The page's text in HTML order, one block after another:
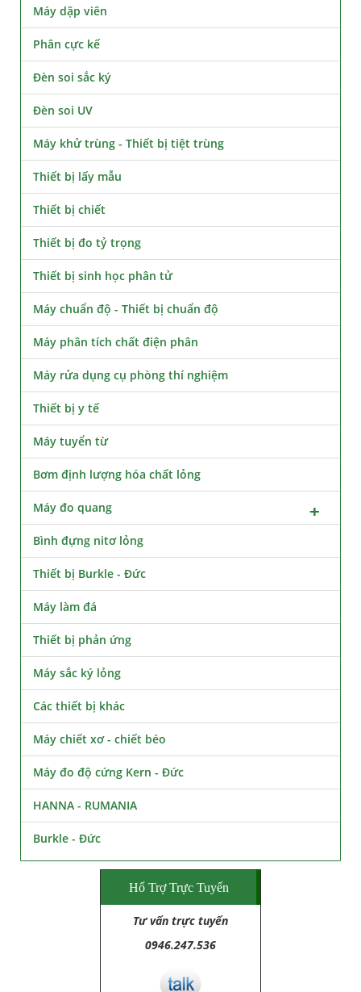
Máy dập viên
Phân cực kế
Đèn soi sắc ký
Đèn soi UV
Máy khử trùng - Thiết bị tiệt trùng
Thiết bị lấy mẫu
Thiết bị chiết
Thiết bị đo tỷ trọng
Thiết bị sinh học phân tử
Máy chuẩn độ - Thiết bị chuẩn độ
Máy phân tích chất điện phân
Máy rửa dụng cụ phòng thí nghiệm
Thiết bị y tế
Máy tuyển từ
Bơm định lượng hóa chất lỏng
Máy đo quang
Bình đựng nitơ lỏng
Thiết bị Burkle - Đức
Máy làm đá
Thiết bị phản ứng
Máy sắc ký lỏng
Các thiết bị khác
Máy chiết xơ - chiết béo
Máy đo độ cứng Kern - Đức
HANNA - RUMANIA
Burkle - Đức
Hổ Trợ Trực Tuyến
Tư vấn trực tuyến
0946.247.536